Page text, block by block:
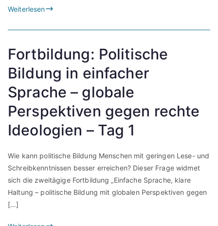
Weiterlesen
Fortbildung: Politische
Bildung in einfacher
Sprache – globale
Perspektiven gegen rechte
Ideologien – Tag 1
Wie kann politische Bildung Menschen mit geringen Lese- und
Schreibkenntnissen besser erreichen? Dieser Frage widmet
sich die zweitägige Fortbildung „Einfache Sprache, klare
Haltung – politische Bildung mit globalen Perspektiven gegen
[…]